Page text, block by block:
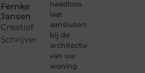
Femke
Jansen
Creatief
Schrijver
naadloos
laat
aansluiten
bij de
architectuur
van uw
woning